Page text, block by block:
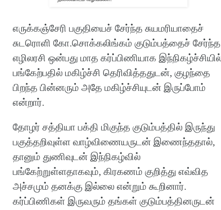
எருக்கஞ்சேரி பகுதியைச் சேர்ந்த சுயமரியாதைச்
சுடரொளி கோ.சொக்கலிங்கம் குடும்பத்தைச் சேர்ந்த
எழிலரசி ஒன்பது மாத கர்ப்பிணியாக
பங்கேற்பதில் மகிழ்ச்சி தெரிவித்ததுடன், குழந்தை
பிறந்த பின்னரும் அதே மகிழ்ச்சியுடன் இருப்போம்
என்றார்.
தோழர் சத்தியா பக்தி மிகுந்த குடும்பத்தில் இருந்து
பகுத்தறிவுள்ள வாழ்விணையருடன் இணைந்ததால்,
தானும் துணிவுடன் இந்நிகழ்வில்
பங்கேற்றுள்ளதாகவும், கிரகணம் குறித்து எவ்வித
அச்சமும் தனக்கு இல்லை என்றும் கூறினார்.
கர்ப்பிணிகள் இருவரும் தங்கள் குடும்பத்தினருடன்